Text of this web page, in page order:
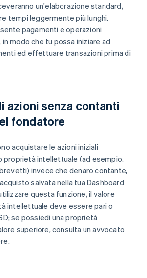
un'elaborazione standard,
tempi leggermente più lunghi.
pagamenti e operazioni
in modo che tu possa iniziare ad
ed effettuare transazioni prima di
azioni senza contanti
fondatore
acquistare le azioni iniziali
proprietà intellettuale (ad esempio,
invece che denaro contante,
salvata nella tua Dashboard
questa funzione, il valore
intellettuale deve essere pari o
se possiedi una proprietà
superiore, consulta un avvocato